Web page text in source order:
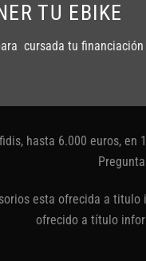
TU EBIKE
cursada tu
hasta 6.000 euros, en
esta ofrecida a
ofrecido a título